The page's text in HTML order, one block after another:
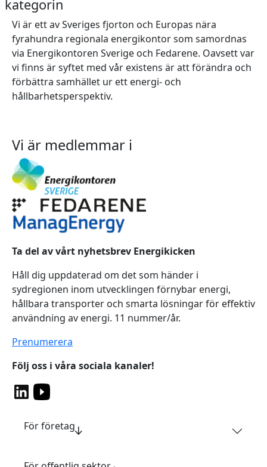
kategorin
Vi är ett av Sveriges fjorton och Europas nära
fyrahundra regionala energikontor som samordnas
via Energikontoren Sverige och Fedarene. Oavsett var
vi finns är syftet med vår existens är att förändra och
förbättra samhället ur ett energi- och
hållbarhetsperspektiv.
Vi är medlemmar i
Ta del av vårt nyhetsbrev Energikicken
Håll dig uppdaterad om det som händer i
sydregionen inom utvecklingen förnybar energi,
hållbara transporter och smarta lösningar för effektiv
användning av energi. 11 nummer/år.
Prenumerera
Följ oss i våra sociala kanaler!
För företag